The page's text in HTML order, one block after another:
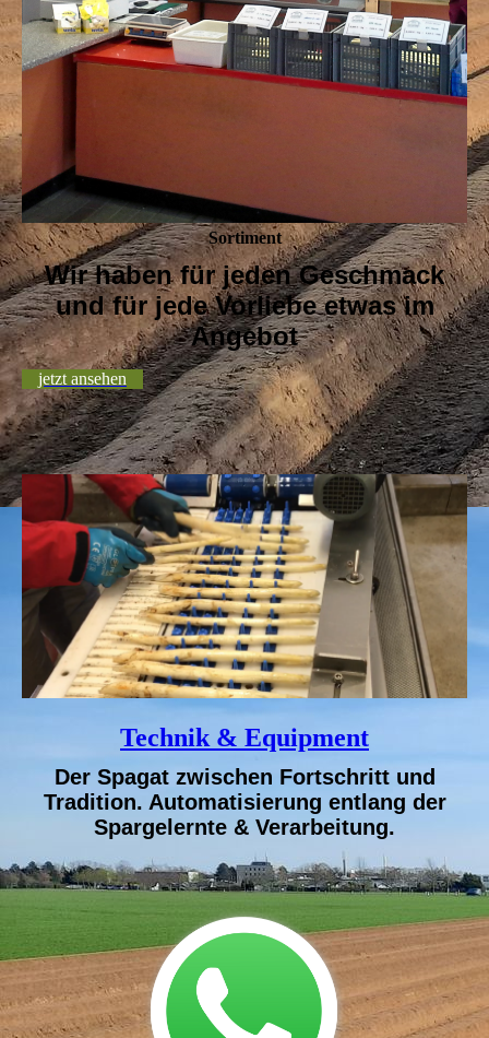
Sortiment
Wir haben für jeden Geschmack
und für jede Vorliebe etwas im
Angebot
jetzt ansehen
Technik & Equipment
Der Spagat zwischen Fortschritt und
Tradition. Automatisierung entlang der
Spargelernte & Verarbeitung.